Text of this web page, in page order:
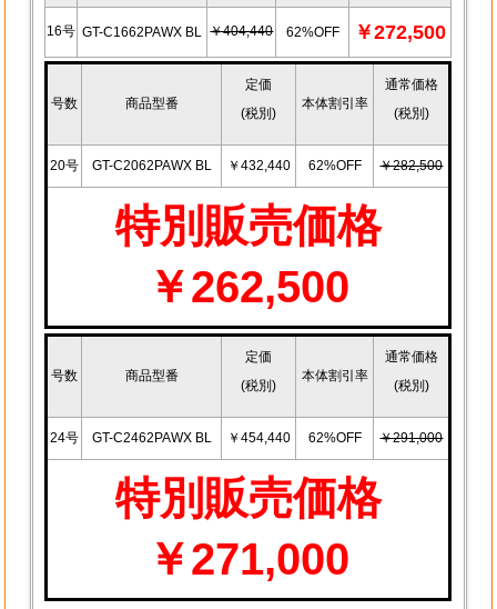
16号 GT-C1662PAWX BL ￥404,440 62%OFF ￥272,500
号数 商品型番
定価
(税別)
本体割引率
通常価格
(税別)
20号 GT-C2062PAWX BL ￥432,440 62%OFF ￥282,500
特別販売価格
￥262,500
号数 商品型番
定価
(税別)
本体割引率
通常価格
(税別)
24号 GT-C2462PAWX BL ￥454,440 62%OFF ￥291,000
特別販売価格
￥271,000